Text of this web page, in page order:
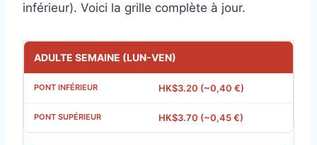
inférieur). Voici la grille complète à jour.
ADULTE SEMAINE (LUN-VEN)
HK$3.20 (~0,40 €)
HK$3.70 (~0,45 €)